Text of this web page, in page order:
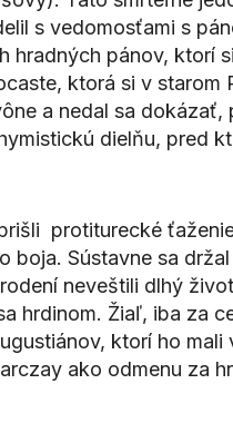
s vedomosťami s
hradných pánov, ktorí
ktorá si v starom
a nedal sa
dielňu, pred
protiturecké
boja. Sústavne sa
neveštili dlhý
hrdinom. Žiaľ, iba za
ktorí ho mali
ako odmenu za